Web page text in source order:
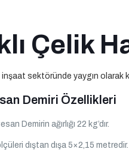
Çelik
sektöründe yaygın olarak
Demiri Özellikleri
Demirin ağırlığı 22 kg’dır.
dıştan dışa 5×2,15 metredir.